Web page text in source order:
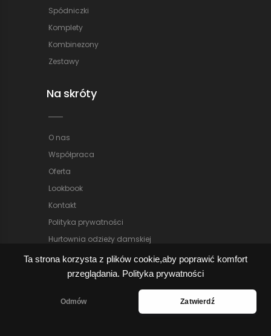
Ta strona korzysta z plików cookie,aby poprawić komfort
przeglądania. Polityka prywatności
Odmów Zatwierdź
Spódniczki
Komplety
Kombinezony
Zestawy
Na skróty
O nas
Współpraca
Oferta
Lookbook
Kontakt
Polityka prywatności
Hurtownia odzieży damskiej